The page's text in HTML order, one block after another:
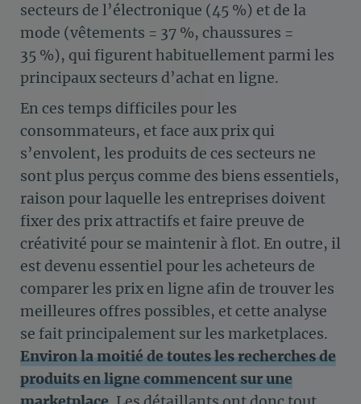
secteurs de l’électronique (45 %) et de la
mode (vêtements = 37 %, chaussures =
35 %), qui figurent habituellement parmi les
principaux secteurs d’achat en ligne.
En ces temps difficiles pour les
consommateurs, et face aux prix qui
s’envolent, les produits de ces secteurs ne
sont plus perçus comme des biens essentiels,
raison pour laquelle les entreprises doivent
fixer des prix attractifs et faire preuve de
créativité pour se maintenir à flot. En outre, il
est devenu essentiel pour les acheteurs de
comparer les prix en ligne afin de trouver les
meilleures offres possibles, et cette analyse
se fait principalement sur les marketplaces.
Environ la moitié de toutes les recherches de
produits en ligne commencent sur une